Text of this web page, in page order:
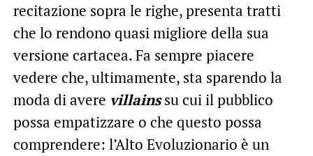
recitazione sopra le righe, presenta tratti
che lo rendono quasi migliore della sua
versione cartacea. Fa sempre piacere
vedere che, ultimamente, sta sparendo la
moda di avere villainssu cui il pubblico
possa empatizzare o che questo possa
comprendere: l’Alto Evoluzionario è un